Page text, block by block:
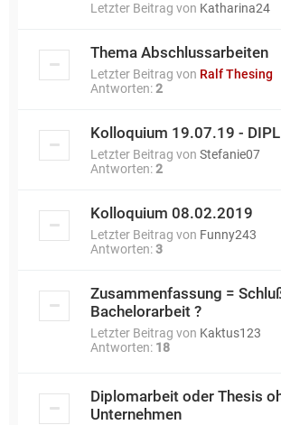
Letzter Beitrag von Katharina24
Thema Abschlussarbeiten
Letzter Beitrag von Ralf Thesing
Antworten:2
Kolloquium 19.07.19 -
Letzter Beitrag von Stefanie07
Antworten:2
Kolloquium 08.02.2019
Letzter Beitrag von Funny243
Antworten:3
Zusammenfassung =
Bachelorarbeit ?
Letzter Beitrag von Kaktus123
Antworten: 18
Diplomarbeit oder Thesis
Unternehmen